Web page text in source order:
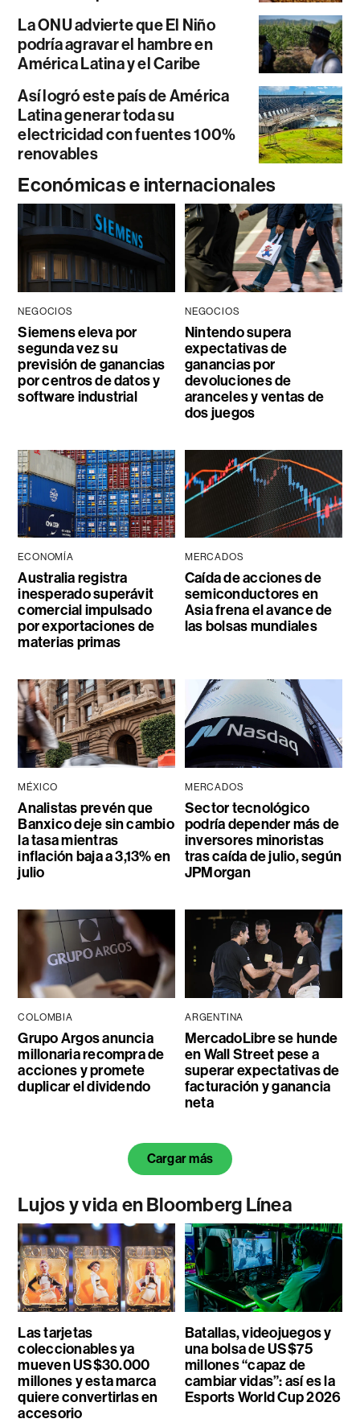
La ONU advierte que El Niño
podría agravar el hambre en
América Latina y el Caribe
Así logró este país de América
Latina generar toda su
electricidad con fuentes 100%
renovables
Económicas e internacionales
NEGOCIOS
Siemens eleva por
segunda vez su
previsión de ganancias
por centros de datos y
software industrial
NEGOCIOS
Nintendo supera
expectativas de
ganancias por
devoluciones de
aranceles y ventas de
dos juegos
ECONOMÍA
Australia registra
inesperado superávit
comercial impulsado
por exportaciones de
materias primas
MERCADOS
Caída de acciones de
semiconductores en
Asia frena el avance de
las bolsas mundiales
MÉXICO
Analistas prevén que
Banxico deje sin cambio
la tasa mientras
inflación baja a 3,13% en
julio
MERCADOS
Sector tecnológico
podría depender más de
inversores minoristas
tras caída de julio, según
JPMorgan
COLOMBIA
Grupo Argos anuncia
millonaria recompra de
acciones y promete
duplicar el dividendo
ARGENTINA
MercadoLibre se hunde
en Wall Street pese a
superar expectativas de
facturación y ganancia
neta
Cargar más
Lujos y vida en Bloomberg Línea
Las tarjetas
coleccionables ya
mueven US$30.000
millones y esta marca
quiere convertirlas en
accesorio
Batallas, videojuegos y
una bolsa de US$75
millones “capaz de
cambiar vidas”: así es la
Esports World Cup 2026